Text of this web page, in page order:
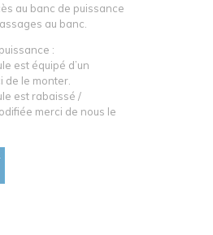
au banc de puissance
au banc.
:
est équipé d’un
de le monter.
est rabaissé /
merci de nous le